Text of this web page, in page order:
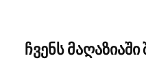
ჩვენს